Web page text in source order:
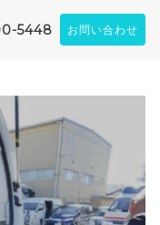
5448 お問い合わせ